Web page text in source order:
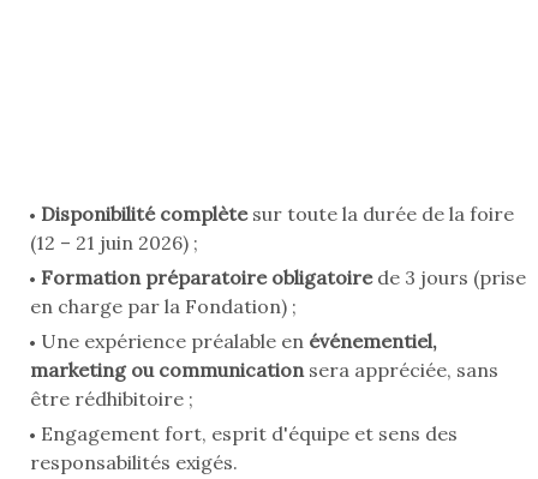
Disponibilité complètesur toute la durée de la foire
(12 – 21 juin 2026) ;
Formation préparatoire obligatoirede 3 jours (prise
en charge par la Fondation) ;
Une expérience préalable en événementiel,
marketing ou communication sera appréciée, sans
être rédhibitoire ;
Engagement fort, esprit d'équipe et sens des
responsabilités exigés.